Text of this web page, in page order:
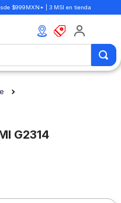
$999MXN* | 3 MSI en tienda
G2314